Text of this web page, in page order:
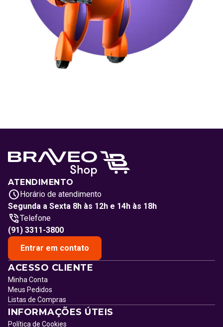
ATENDIMENTO
Horário de atendimento
Segunda a Sexta 8h às 12h e 14h às 18h
Telefone
(91) 3311-3800
Entrar em contato
ACESSO CLIENTE
Minha Conta
Meus Pedidos
Listas de Compras
INFORMAÇÕES ÚTEIS
Política de Cookies